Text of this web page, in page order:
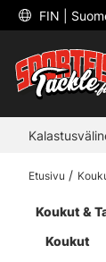
FIN |
Etusivu
Koukut &
Koukut